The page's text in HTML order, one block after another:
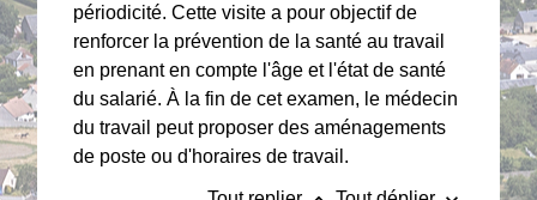
périodicité. Cette visite a pour objectif de
renforcer la prévention de la santé au travail
en prenant en compte l'âge et l'état de santé
du salarié. À la fin de cet examen, le médecin
du travail peut proposer des aménagements
de poste ou d'horaires de travail.